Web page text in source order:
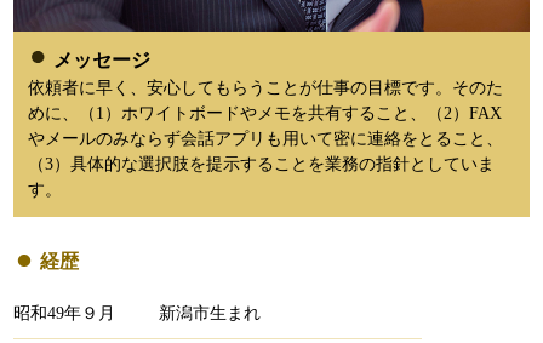
メッセージ
依頼者に早く、安心してもらうことが仕事の目標です。そのた
めに、（1）ホワイトボードやメモを共有すること、（2）FAX
やメールのみならず会話アプリも用いて密に連絡をとること、
（3）具体的な選択肢を提示することを業務の指針としていま
す。
経歴
昭和49年９月 新潟市生まれ